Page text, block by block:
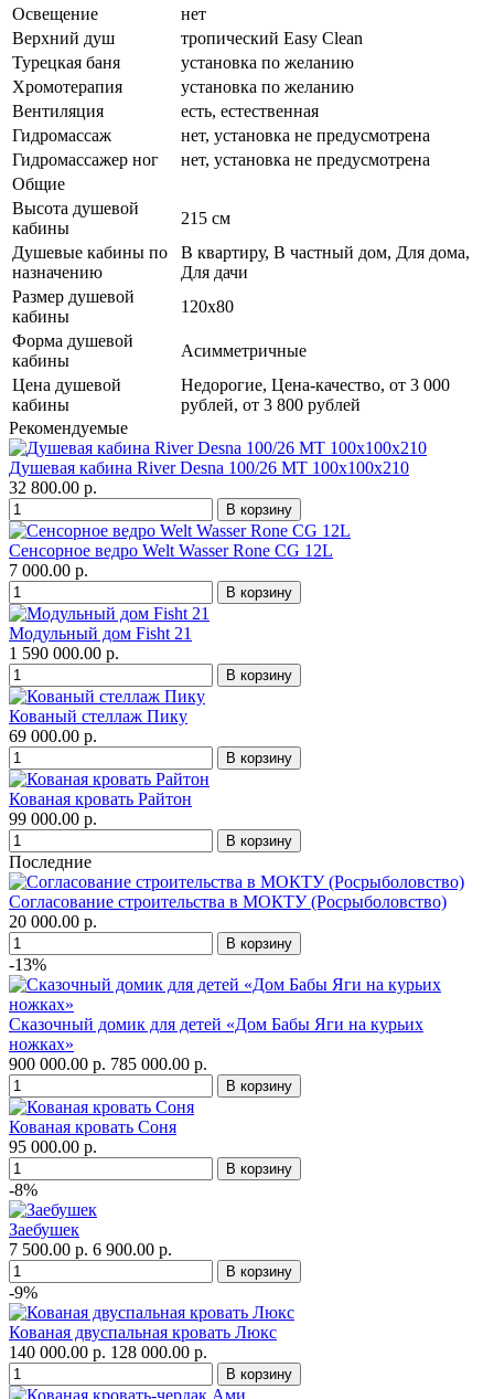
Освещение
нет
Верхний душ
тропический Easy Clean
Турецкая баня
установка по желанию
Хромотерапия
установка по желанию
Вентиляция
есть, естественная
Гидромассаж
нет, установка не предусмотрена
Гидромассажер ног
нет, установка не предусмотрена
Общие
Высота душевой
кабины
215 см
Душевые кабины по
назначению
В квартиру, В частный дом, Для дома,
Для дачи
Размер душевой
кабины
120x80
Форма душевой
кабины
Асимметричные
Цена душевой
кабины
Недорогие, Цена-качество, от 3 000
рублей, от 3 800 рублей
Рекомендуемые
Душевая кабина River Desna 100/26 МТ 100х100х210
32 800.00 р.
Сенсорное ведро Welt Wasser Rone CG 12L
7 000.00 р.
Модульный дом Fisht 21
1 590 000.00 р.
Кованый стеллаж Пику
69 000.00 р.
Кованая кровать Райтон
99 000.00 р.
Последние
Согласование строительства в МОКТУ (Росрыболовство)
20 000.00 р.
-13%
Сказочный домик для детей «Дом Бабы Яги на курьих
ножках»
900 000.00 р. 785 000.00 р.
Кованая кровать Соня
95 000.00 р.
-8%
Заебушек
7 500.00 р. 6 900.00 р.
-9%
Кованая двуспальная кровать Люкс
140 000.00 р. 128 000.00 р.